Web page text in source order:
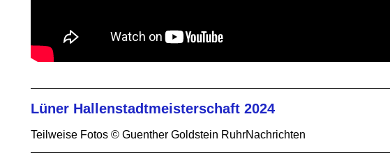
Lüner Hallenstadtmeisterschaft 2024
Teilweise Fotos © Guenther Goldstein RuhrNachrichten